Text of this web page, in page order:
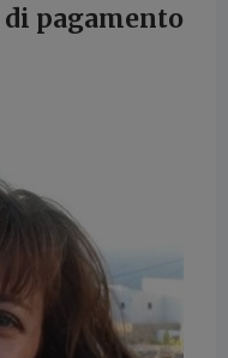
pagamento